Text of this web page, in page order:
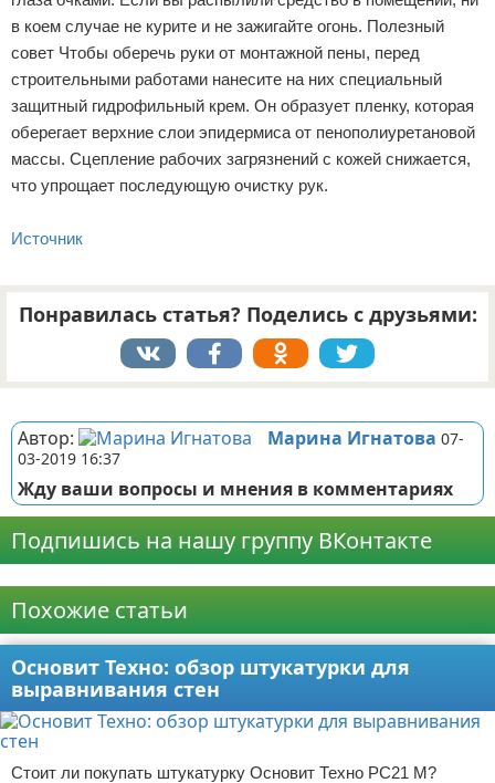
в коем случае не курите и не зажигайте огонь. Полезный
совет Чтобы оберечь руки от монтажной пены, перед
строительными работами нанесите на них специальный
защитный гидрофильный крем. Он образует пленку, которая
оберегает верхние слои эпидермиса от пенополиуретановой
массы. Сцепление рабочих загрязнений с кожей снижается,
что упрощает последующую очистку рук.
Источник
Понравилась статья? Поделись с друзьями:
Автор: Марина Игнатова 07-
03-2019 16:37
Жду ваши вопросы и мнения в комментариях
Подпишись на нашу группу ВКонтакте
Похожие статьи
Основит Техно: обзор штукатурки для
выравнивания стен
Стоит ли покупать штукатурку Основит Техно PC21 M?